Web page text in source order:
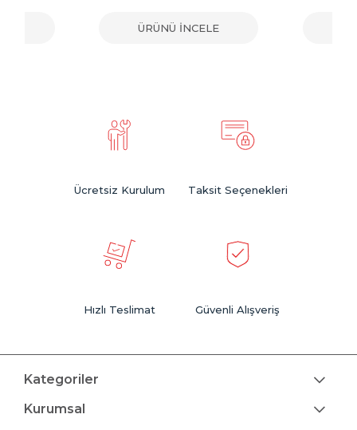
ÜRÜNÜ İNCELE
Ücretsiz Kurulum Taksit Seçenekleri
Hızlı Teslimat Güvenli Alışveriş
Kategoriler
Kurumsal